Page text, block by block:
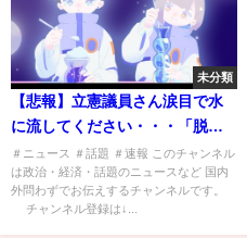
未分類
【悲報】立憲議員さん涙目で水
に流してください・・・「脱糞
民主党」立憲民主党が大炎上！
「このクソッタレが！」名古屋
の高級焼肉店個室で“人糞”放置
＃ニュース ＃話題 ＃速報 このチャンネル
は政治・経済・話題のニュースなど 国内
外問わずでお伝えするチャンネルです。
チャンネル登録は↓...